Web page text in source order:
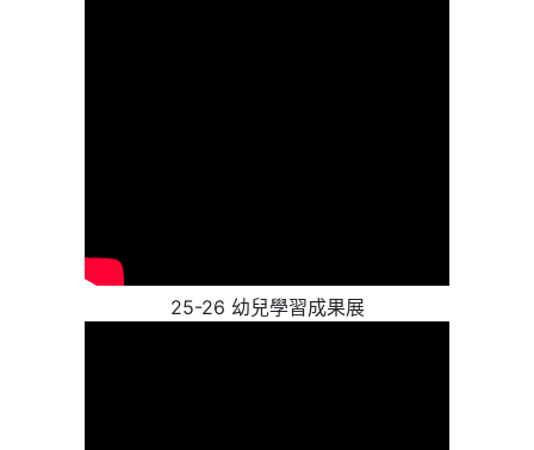
25-26 幼兒學習成果展